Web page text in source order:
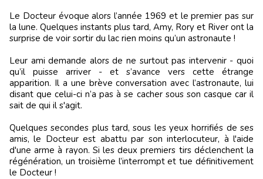
Le Docteur évoque alors l’année 1969 et le premier pas sur
la lune. Quelques instants plus tard, Amy, Rory et River ont la
surprise de voir sortir du lac rien moins qu’un astronaute !
Leur ami demande alors de ne surtout pas intervenir - quoi
qu’il puisse arriver - et s’avance vers cette étrange
apparition. Il a une brève conversation avec l’astronaute, lui
disant que celui-ci n’a pas à se cacher sous son casque car il
sait de qui il s'agit.
Quelques secondes plus tard, sous les yeux horrifiés de ses
amis, le Docteur est abattu par son interlocuteur, à l'aide
d'une arme à rayon. Si les deux premiers tirs déclenchent la
régénération, un troisième l’interrompt et tue définitivement
le Docteur !